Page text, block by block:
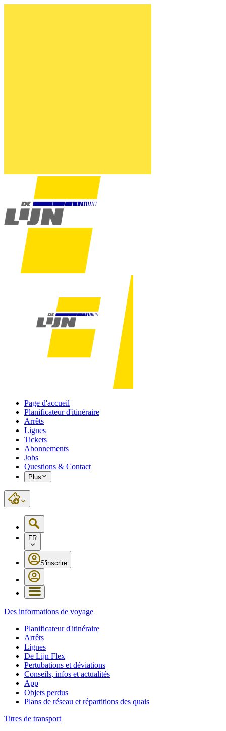
Page d'accueil
Planificateur d'itinéraire
Arrêts
Lignes
Tickets
Abonnements
Jobs
Questions & Contact
Plus
FR
S'inscrire
Des informations de voyage
Planificateur d'itinéraire
Arrêts
Lignes
De Lijn Flex
Pertubations et déviations
Conseils, infos et actualités
App
Objets perdus
Plans de réseau et répartitions des quais
Titres de transport